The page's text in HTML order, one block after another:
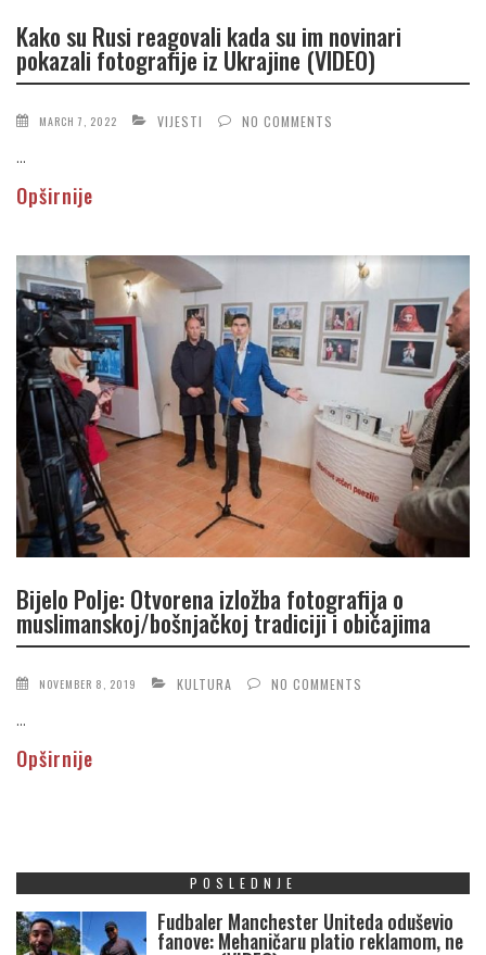
Kako su Rusi reagovali kada su im novinari
pokazali fotografije iz Ukrajine (VIDEO)
MARCH 7, 2022 VIJESTI NO COMMENTS
...
Opširnije
Bijelo Polje: Otvorena izložba fotografija o
muslimanskoj/bošnjačkoj tradiciji i običajima
NOVEMBER 8, 2019 KULTURA NO COMMENTS
...
Opširnije
POSLEDNJE
Fudbaler Manchester Uniteda oduševio
fanove: Mehaničaru platio reklamom, ne